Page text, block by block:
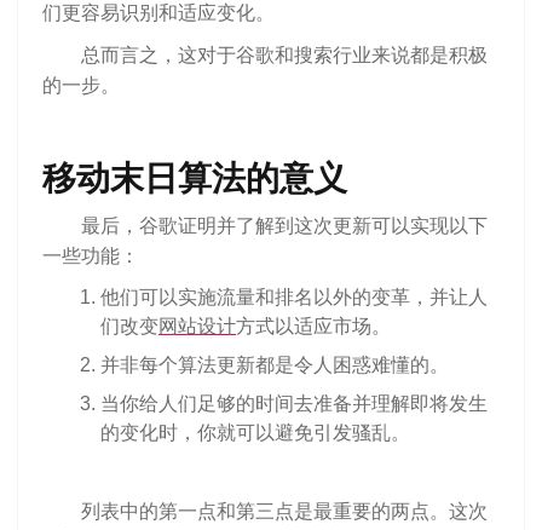
们更容易识别和适应变化。
总而言之，这对于谷歌和搜索行业来说都是积极
的一步。
移动末日算法的意义
最后，谷歌证明并了解到这次更新可以实现以下
一些功能：
他们可以实施流量和排名以外的变革，并让人
们改变网站设计方式以适应市场。
并非每个算法更新都是令人困惑难懂的。
当你给人们足够的时间去准备并理解即将发生
的变化时，你就可以避免引发骚乱。
列表中的第一点和第三点是最重要的两点。这次